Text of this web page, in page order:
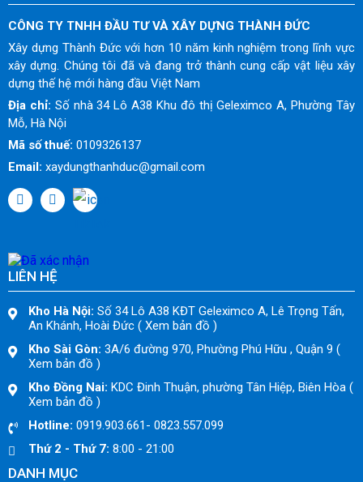
CÔNG TY TNHH ĐẦU TƯ VÀ XÂY DỰNG THÀNH ĐỨC
Xây dựng Thành Đức với hơn 10 năm kinh nghiệm trong lĩnh vực
xây dựng. Chúng tôi đã và đang trở thành cung cấp vật liệu xây
dựng thế hệ mới hàng đầu Việt Nam
Địa chỉ: Số nhà 34 Lô A38 Khu đô thị Geleximco A, Phường Tây
Mỗ, Hà Nội
Mã số thuế: 0109326137
Email: xaydungthanhduc@gmail.com
LIÊN HỆ
Kho Hà Nội: Số 34 Lô A38 KĐT Geleximco A, Lê Trọng Tấn,
An Khánh, Hoài Đức ( Xem bản đồ )
Kho Sài Gòn: 3A/6 đường 970, Phường Phú Hữu , Quận 9 (
Xem bản đồ )
Kho Đồng Nai: KDC Đinh Thuận, phường Tân Hiệp, Biên Hòa (
Xem bản đồ )
Hotline: 0919.903.661- 0823.557.099
Thứ 2 - Thứ 7: 8:00 - 21:00
DANH MỤC